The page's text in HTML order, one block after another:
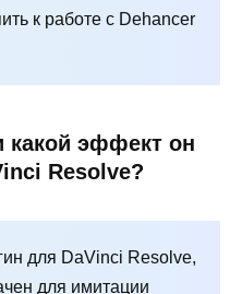
к работе с Dehancer
какой эффект он
Resolve?
для DaVinci Resolve,
для имитации